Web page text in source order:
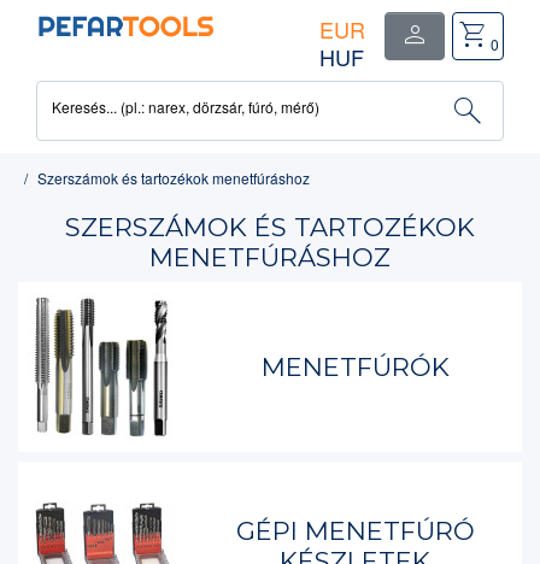
search
Keresés... (pl.: narex, dörzsár, fúró, mérő)
shopping_cart 0
person
EUR
HUF
close
0.00€
Szerszámok és tartozékok menetfúráshoz
SZERSZÁMOK ÉS TARTOZÉKOK
MENETFÚRÁSHOZ
MENETFÚRÓK
GÉPI MENETFÚRÓ